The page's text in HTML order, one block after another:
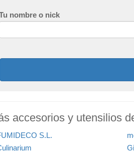
nombre o nick
accesorios y utensilios
S.L.